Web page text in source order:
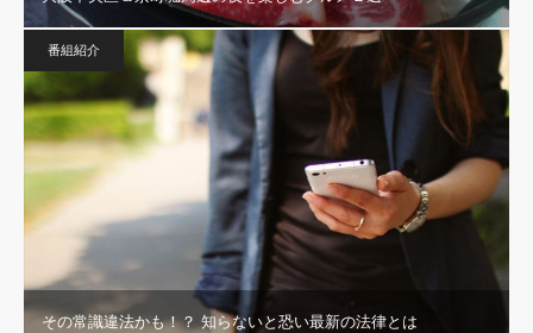
番組紹介
その常識違法かも！？ 知らないと恐い最新の法律とは